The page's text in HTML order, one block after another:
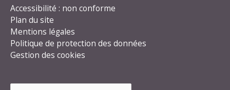
Accessibilité : non conforme
Plan du site
Mentions légales
Politique de protection des données
Gestion des cookies